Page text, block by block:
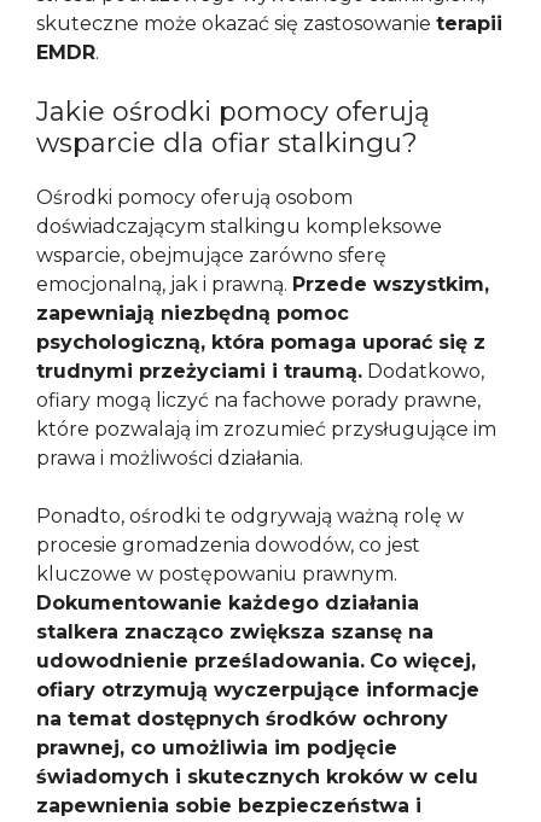
skuteczne może okazać się zastosowanie terapii
EMDR.
Jakie ośrodki pomocy oferują
wsparcie dla ofiar stalkingu?
Ośrodki pomocy oferują osobom
doświadczającym stalkingu kompleksowe
wsparcie, obejmujące zarówno sferę
emocjonalną, jak i prawną. Przede wszystkim,
zapewniają niezbędną pomoc
psychologiczną, która pomaga uporać się z
trudnymi przeżyciami i traumą. Dodatkowo,
ofiary mogą liczyć na fachowe porady prawne,
które pozwalają im zrozumieć przysługujące im
prawa i możliwości działania.
Ponadto, ośrodki te odgrywają ważną rolę w
procesie gromadzenia dowodów, co jest
kluczowe w postępowaniu prawnym.
Dokumentowanie każdego działania
stalkera znacząco zwiększa szansę na
udowodnienie prześladowania. Co więcej,
ofiary otrzymują wyczerpujące informacje
na temat dostępnych środków ochrony
prawnej, co umożliwia im podjęcie
świadomych i skutecznych kroków w celu
zapewnienia sobie bezpieczeństwa i